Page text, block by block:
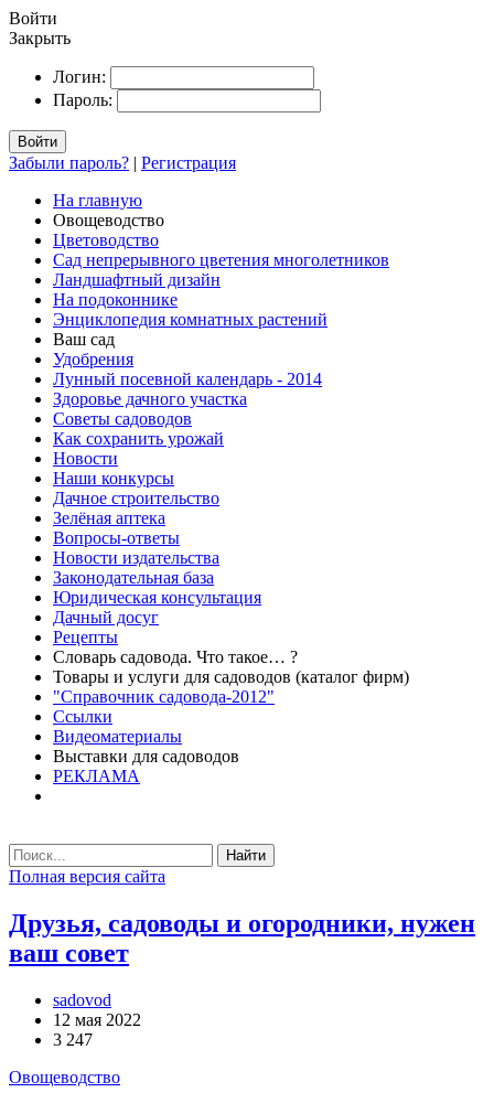
Войти
Закрыть
Логин:
Пароль:
Войти
Забыли пароль? | Регистрация
На главную
Овощеводство
Цветоводство
Сад непрерывного цветения многолетников
Ландшафтный дизайн
На подоконнике
Энциклопедия комнатных растений
Ваш сад
Удобрения
Лунный посевной календарь - 2014
Здоровье дачного участка
Советы садоводов
Как сохранить урожай
Новости
Наши конкурсы
Дачное строительство
Зелёная аптека
Вопросы-ответы
Новости издательства
Законодательная база
Юридическая консультация
Дачный досуг
Рецепты
Словарь садовода. Что такое… ?
Товары и услуги для садоводов (каталог фирм)
"Справочник садовода-2012"
Ссылки
Видеоматериалы
Выставки для садоводов
РЕКЛАМА
Найти
Полная версия сайта
Друзья, садоводы и огородники, нужен
ваш совет
sadovod
12 мая 2022
3 247
Овощеводство